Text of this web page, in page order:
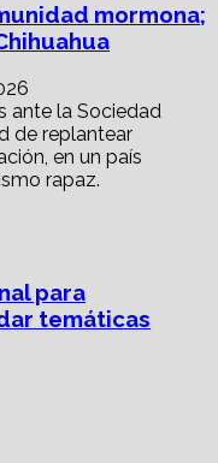
mormona;
para
temáticas